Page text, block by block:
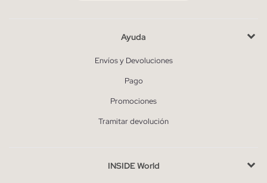
Ayuda
Envíos y Devoluciones
Pago
Promociones
Tramitar devolución
INSIDE World